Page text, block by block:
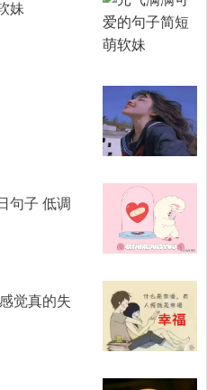
妹
句子 低调
觉真的失